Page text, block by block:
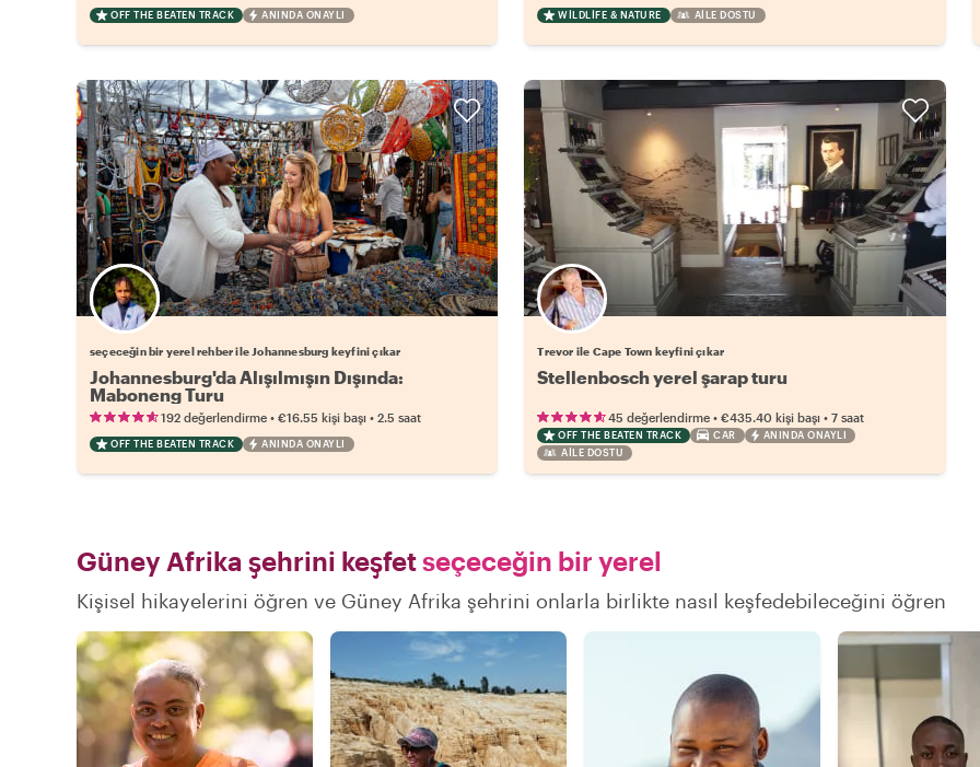
OFF THE BEATEN TRACK ANINDA ONAYLI WILDLIFE & NATURE AILE DOSTU
Favori yerel rehberini seç
seçeceğin bir yerel rehber ile Johannesburg keyfini çıkar
Johannesburg'da Alışılmışın Dışında:
Maboneng Turu
192 değerlendirme • €16.55 kişi başı • 2.5 saat
OFF THE BEATEN TRACK ANINDA ONAYLI
Trevor ile Cape Town keyfini çıkar
Stellenbosch yerel şarap turu
45 değerlendirme •€435.40 kişi başı •7 saat
OFF THE BEATEN TRACK CAR
ANINDA ONAYLI
AILE DOSTU
Güney Afrika şehrini keşfetseçeceğin bir yerel
Kişisel hikayelerini öğren ve Güney Afrika şehrini onlarla birlikte nasıl keşfedebileceğini öğren